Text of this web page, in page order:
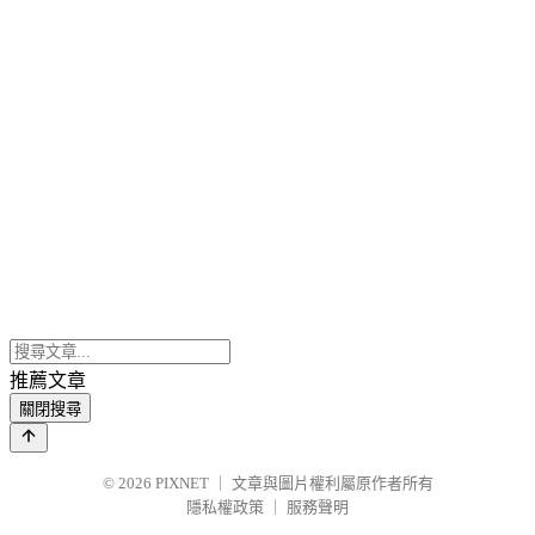
推薦文章
關閉搜尋
© 2026 PIXNET
文章與圖片權利屬原作者所有
隱私權政策
服務聲明